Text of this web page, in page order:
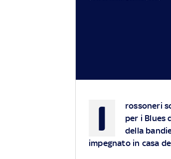
I
rossoneri
per i Blues
della
impegnato in casa